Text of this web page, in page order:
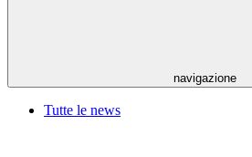
navigazione
Tutte le news